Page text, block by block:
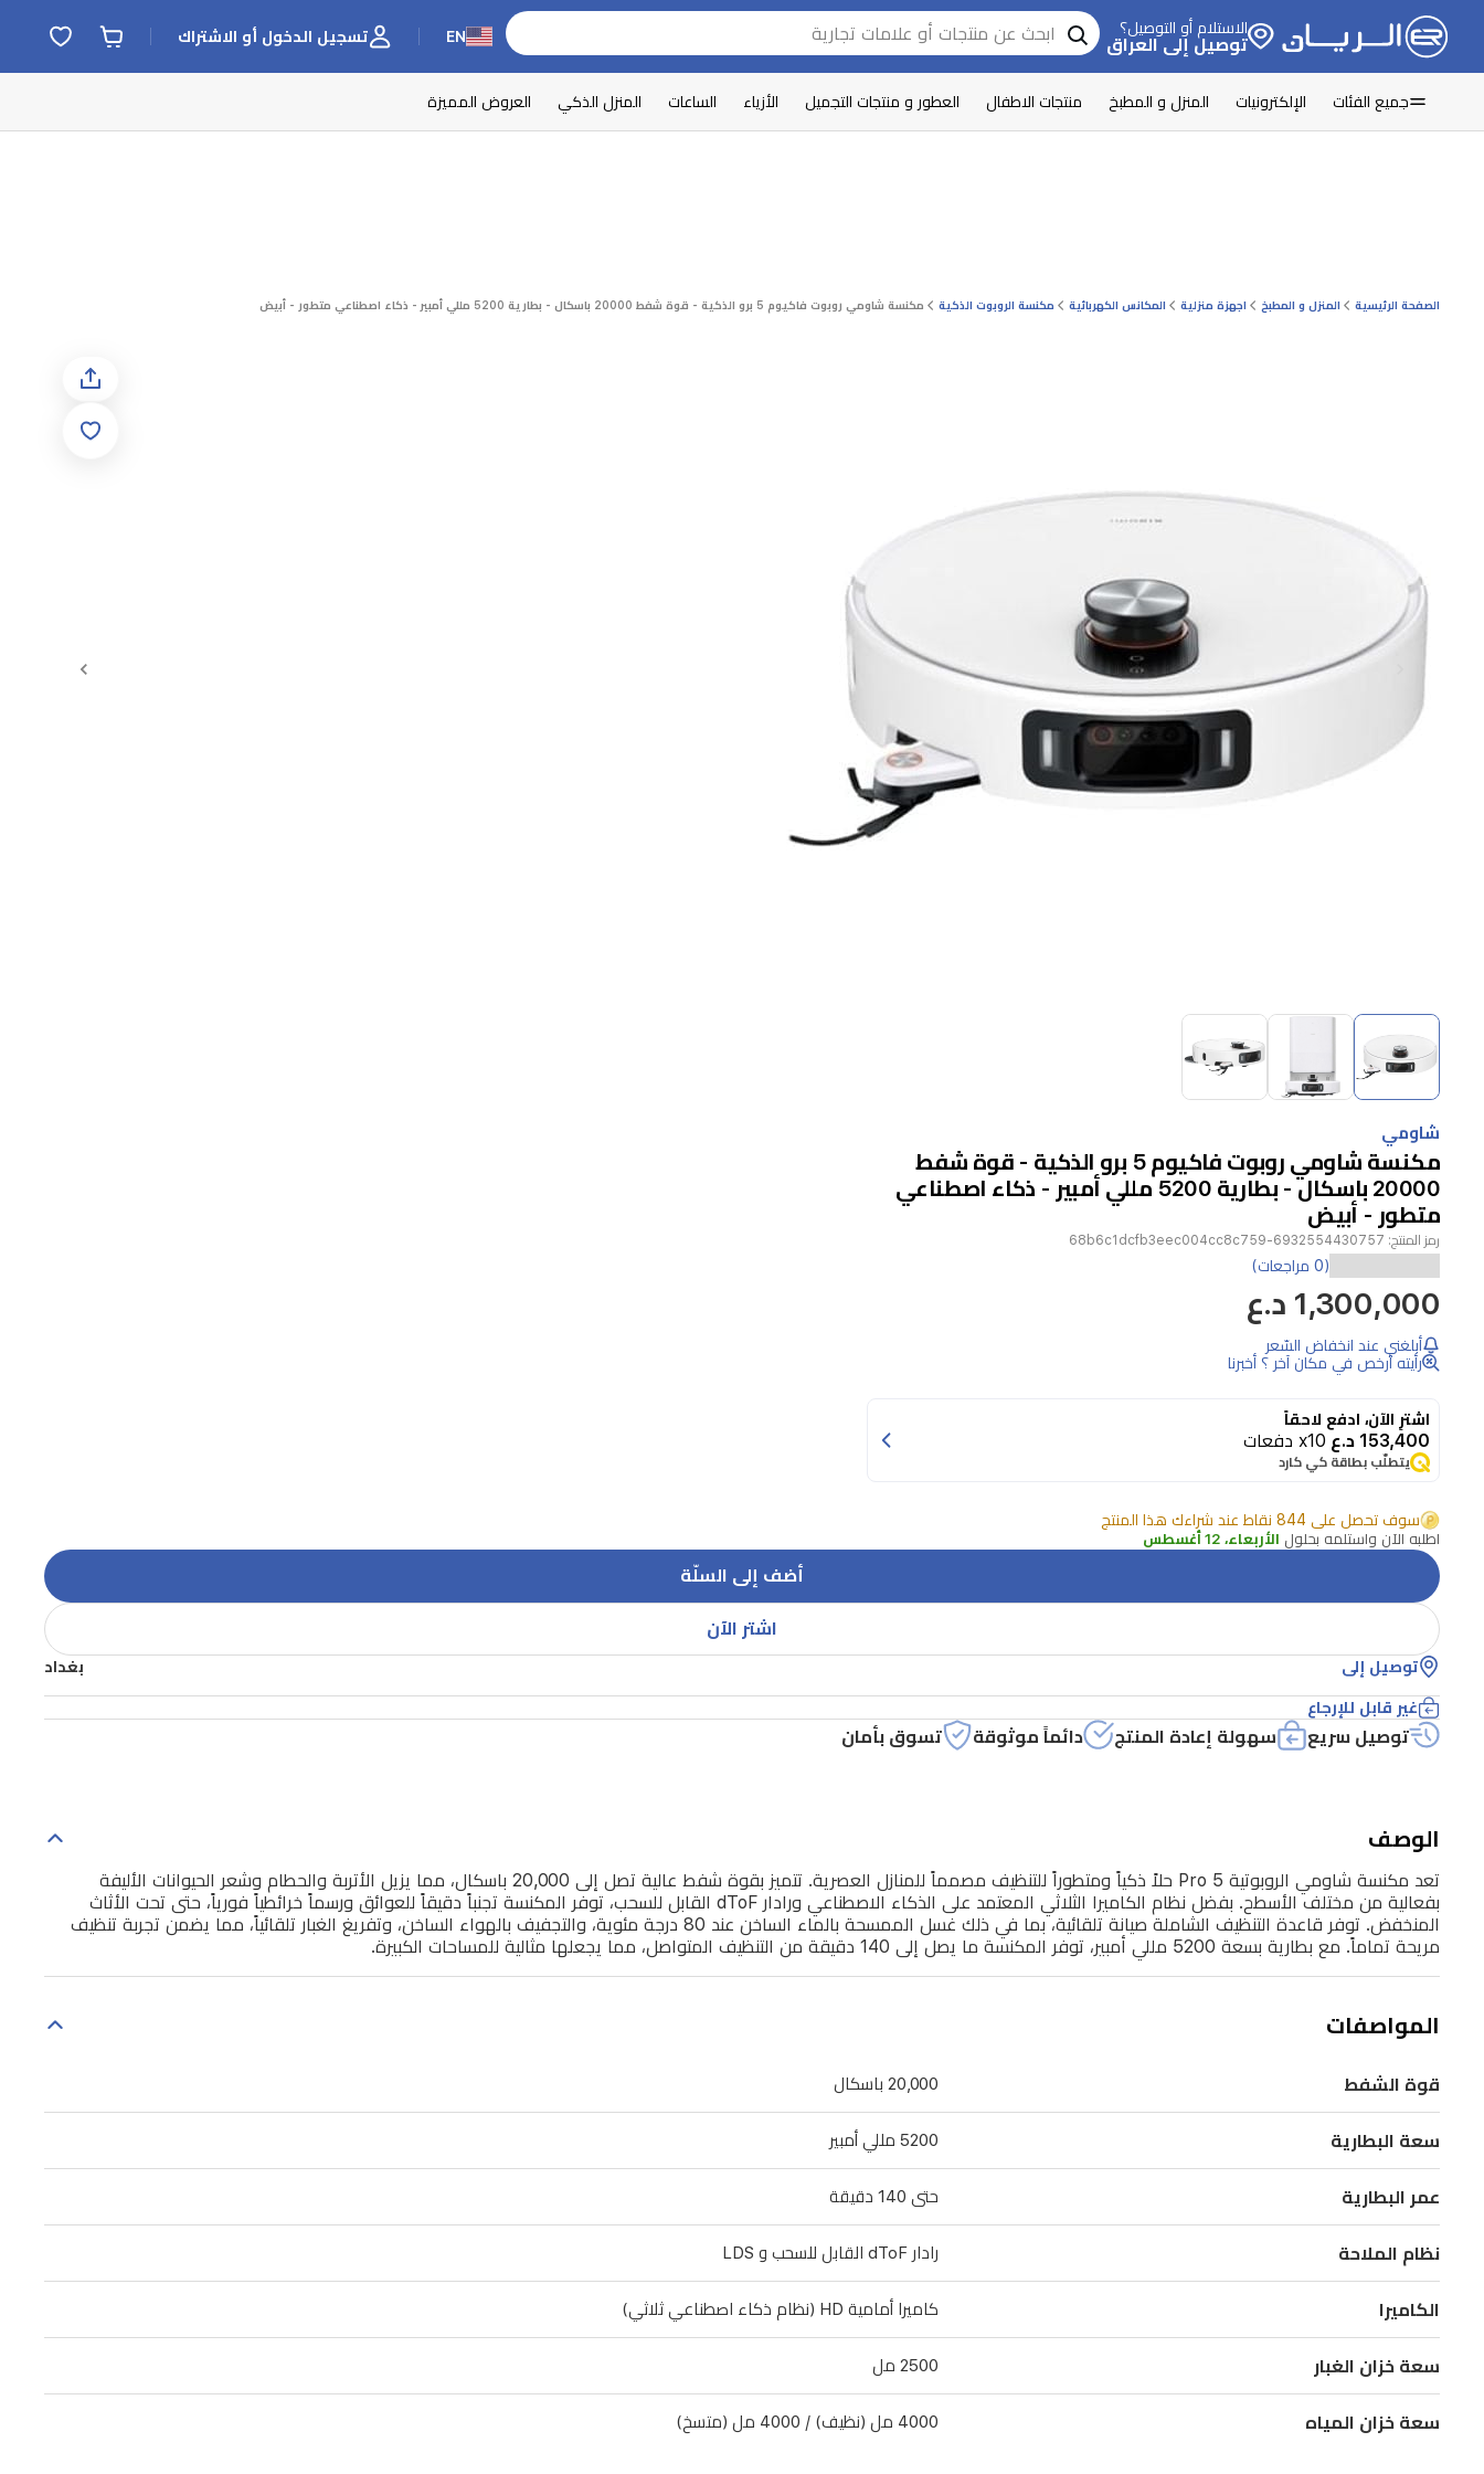
الاستلام أو التوصيل؟
توصيل إلى العراق EN تسجيل الدخول أو الاشتراك
جميع الفئات الإلكترونيات المنزل و المطبخ منتجات الاطفال العطور و منتجات التجميل الأزياء الساعات المنزل الذكي العروض المميزة
الصفحة الرئيسية المنزل و المطبخ اجهزة منزلية المكانس الكهربائية مكنسة الروبوت الذكية مكنسة شاومي روبوت فاكيوم 5 برو الذكية - قوة شفط 20000 باسكال - بطارية 5200 مللي أمبير - ذكاء اصطناعي متطور - أبيض
Item
of
3
1
3
شاومي
مكنسة شاومي روبوت فاكيوم 5 برو الذكية - قوة شفط
20000 باسكال - بطارية 5200 مللي أمبير - ذكاء اصطناعي
متطور - أبيض
رمز المنتج: 6932554430757-68b6c1dcfb3eec004cc8c759
مكنسة
شاومي
الروبوتية
Pro
حلاً
ذكياً
للتنظيف
مصمماً
للمنازل
العصرية.
تتميز
بقوة
شفط
إلى
باسكال،
مما
يزيل
والحطام
الحيوانات
مختلف
الأسطح.
بفضل
نظام
المعتمد
(0 مراجعات)
1,300,000 د.ع
أبلغني عند انخفاض السّعر
رأيته أرخص في مكان آخر ؟ أخبرنا
اشترِ الآن، ادفع لاحقاً
153,400 د.ع x10 دفعات
يتطلّب بطاقة كي كارد
سوف تحصل على 844 نقاط عند شراءك هذا المنتج
اطلبه الآن واستلمه بحلول الأربعاء، 12 أغسطس
أضف إلى السلّة
اشتر الآن
توصيل إلى بغداد
غير قابل للإرجاع
توصيل سريع سهولة إعادة المنتج دائماً موثوقة تسوق بأمان
الوصف
تعد مكنسة شاومي الروبوتية 5 Pro حلاً ذكياً ومتطوراً للتنظيف مصمماً للمنازل العصرية. تتميز بقوة شفط عالية تصل إلى 20,000 باسكال، مما يزيل الأتربة والحطام وشعر الحيوانات الأليفة
بفعالية من مختلف الأسطح. بفضل نظام الكاميرا الثلاثي المعتمد على الذكاء الاصطناعي ورادار dToF القابل للسحب، توفر المكنسة تجنباً دقيقاً للعوائق ورسماً خرائطياً فورياً، حتى تحت الأثاث
المنخفض. توفر قاعدة التنظيف الشاملة صيانة تلقائية، بما في ذلك غسل الممسحة بالماء الساخن عند 80 درجة مئوية، والتجفيف بالهواء الساخن، وتفريغ الغبار تلقائياً، مما يضمن تجربة تنظيف
مريحة تماماً. مع بطارية بسعة 5200 مللي أمبير، توفر المكنسة ما يصل إلى 140 دقيقة من التنظيف المتواصل، مما يجعلها مثالية للمساحات الكبيرة.
المواصفات
قوة الشفط 20,000 باسكال
سعة البطارية 5200 مللي أمبير
عمر البطارية حتى 140 دقيقة
نظام الملاحة رادار dToF القابل للسحب و LDS
الكاميرا كاميرا أمامية HD (نظام ذكاء اصطناعي ثلاثي)
سعة خزان الغبار 2500 مل
سعة خزان المياه 4000 مل (نظيف) / 4000 مل (متسخ)